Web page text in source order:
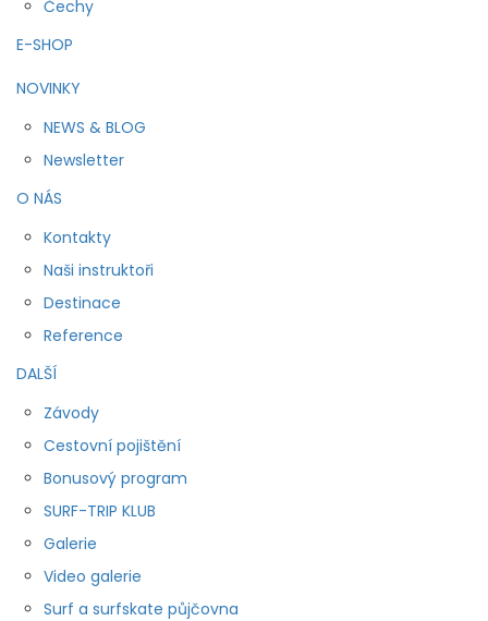
Čechy
E-SHOP
NOVINKY
NEWS & BLOG
Newsletter
O NÁS
Kontakty
Naši instruktoři
Destinace
Reference
DALŠÍ
Závody
Cestovní pojištění
Bonusový program
SURF-TRIP KLUB
Galerie
Video galerie
Surf a surfskate půjčovna